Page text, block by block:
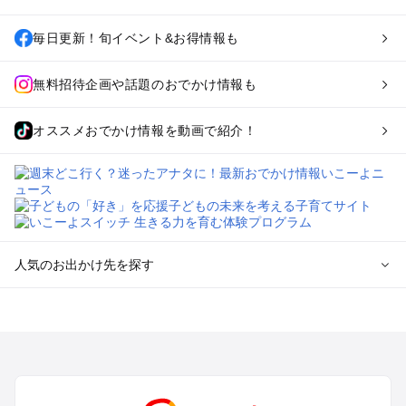
毎日更新！旬イベント&お得情報も
無料招待企画や話題のおでかけ情報も
オススメおでかけ情報を動画で紹介！
人気のお出かけ先を探す